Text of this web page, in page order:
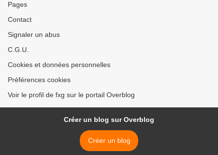
Pages
Contact
Signaler un abus
C.G.U.
Cookies et données personnelles
Préférences cookies
Voir le profil de fxg sur le portail Overblog
Créer un blog sur Overblog
Créer un blog